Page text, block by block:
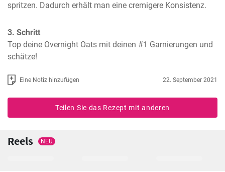
spritzen. Dadurch erhält man eine cremigere Konsistenz.
3. Schritt
Top deine Overnight Oats mit deinen #1 Garnierungen und
schätze!
Eine Notiz hinzufügen 22. September 2021
Teilen Sie das Rezept mit anderen
Reels NEU